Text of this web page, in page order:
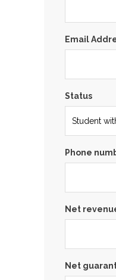
Email
Status
Phone
Net
Net